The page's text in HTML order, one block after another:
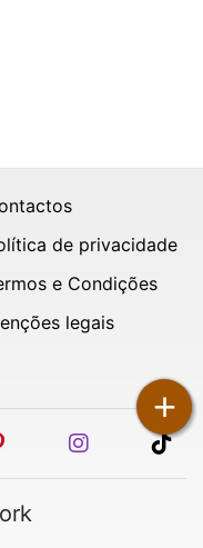
+
de privacidade
e Condições
legais
pinterestinstagram